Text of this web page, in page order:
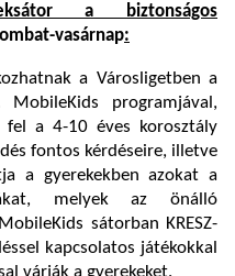
a biztonságos
vasárnap:
a Városligetben a
MobileKids programjával,
a 4-10 éves korosztály
fontos kérdéseire, illetve
a gyerekekben azokat a
melyek az önálló
sátorban KRESZ-
kapcsolatos játékokkal
várják a gyerekeket.